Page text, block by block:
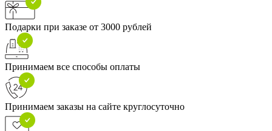
Подарки при заказе от 3000 рублей
Принимаем все способы оплаты
Принимаем заказы на сайте круглосуточно